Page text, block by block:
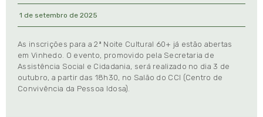
1 de setembro de 2025
As inscrições para a 2ª Noite Cultural 60+ já estão abertas
em Vinhedo. O evento, promovido pela Secretaria de
Assistência Social e Cidadania, será realizado no dia 3 de
outubro, a partir das 18h30, no Salão do CCI (Centro de
Convivência da Pessoa Idosa).